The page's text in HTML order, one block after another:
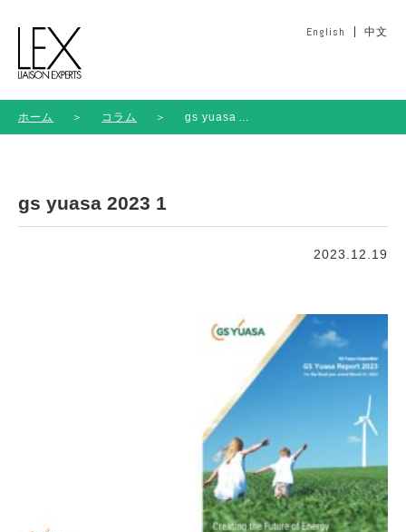
English 中文
ホーム ＞ コラム ＞
gs yuasa
2023 1
gs yuasa 2023 1
2023.12.19